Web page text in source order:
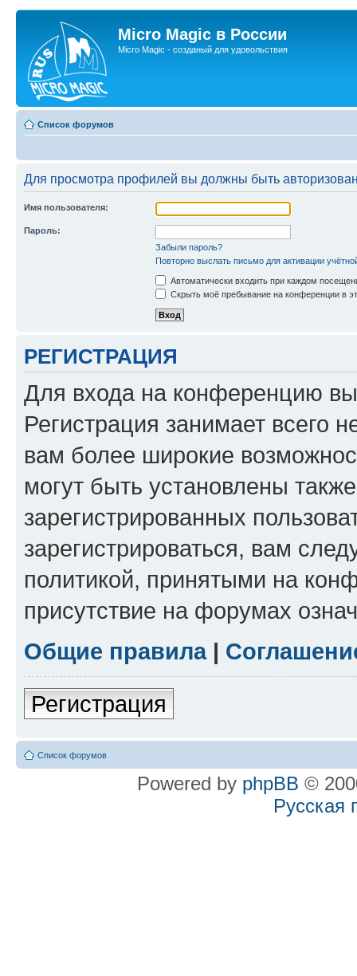
Micro Magic в России
Micro Magic - созданый для удовольствия
Список форумов
Для просмотра профилей вы должны быть
Имя пользователя:
Пароль:
Забыли пароль?
Повторно выслать письмо для активации
Автоматически входить при каждом
Скрыть моё пребывание на конференции в
РЕГИСТРАЦИЯ
Для входа на конференцию
Регистрация занимает всего
вам более широкие
могут быть установлены
зарегистрированных
зарегистрироваться, вам
политикой, принятыми на
присутствие на форумах
Общие правила|
Регистрация
Список форумов
Powered by phpBB ©
Русская